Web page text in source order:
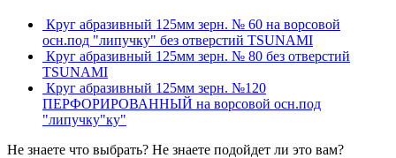
Круг абразивный 125мм зерн. № 60 на ворсовой
осн.под "липучку" без отверстий TSUNAMI
Круг абразивный 125мм зерн. № 80 без отверстий
TSUNAMI
Круг абразивный 125мм зерн. №120
ПЕРФОРИРОВАННЫЙ на ворсовой осн.под
"липучку"ку"
Не знаете что выбрать? Не знаете подойдет ли это вам?